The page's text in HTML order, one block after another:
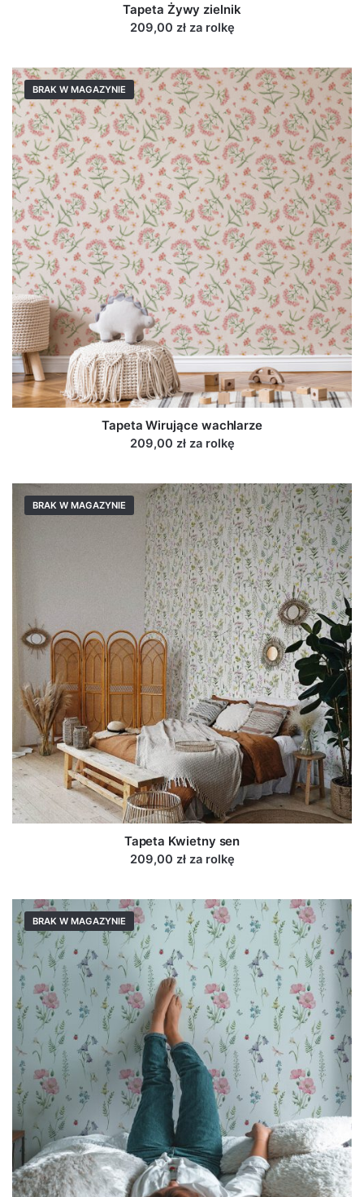
Tapeta Żywy zielnik
209,00 zł za rolkę
BRAK W MAGAZYNIE
Tapeta Wirujące wachlarze
209,00 zł za rolkę
BRAK W MAGAZYNIE
Tapeta Kwietny sen
209,00 zł za rolkę
BRAK W MAGAZYNIE